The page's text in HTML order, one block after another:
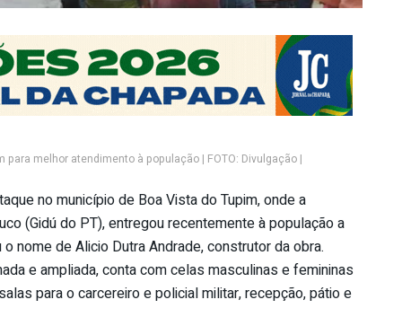
melhor atendimento à população | FOTO: Divulgação |
no município de Boa Vista do Tupim, onde a
(Gidú do PT), entregou recentemente à população a
nome de Alicio Dutra Andrade, construtor da obra.
e ampliada, conta com celas masculinas e femininas
para o carcereiro e policial militar, recepção, pátio e